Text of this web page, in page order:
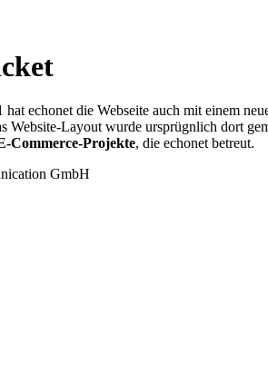
echonet die Webseite auch mit einem
Layout wurde ursprügnlich dort
Commerce-Projekte, die echonet betreut.